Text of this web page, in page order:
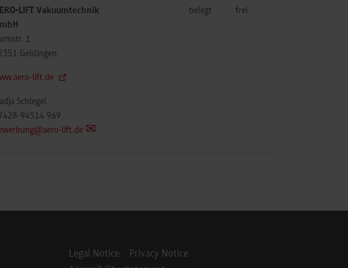
LIFT Vakuumtechnik
1
Geislingen
lift.de
Schlegel
94514 969
lift.de
belegt frei
Legal Notice
Privacy Notice